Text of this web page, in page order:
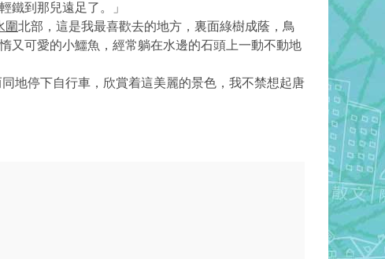
鐵到那兒遠足了。」
圍北部，這是我最喜歡去的地方，裏面綠樹成蔭，鳥
又可愛的小鱷魚，經常躺在水邊的石頭上一動不動地
地停下自行車，欣賞着這美麗的景色，我不禁想起唐